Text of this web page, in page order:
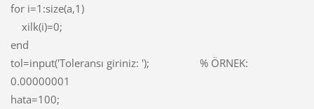
for i=1:size(a,1)
xilk(i)=0;
end
tol=input('Toleransı giriniz: '); % ÖRNEK:
0.00000001
hata=100;